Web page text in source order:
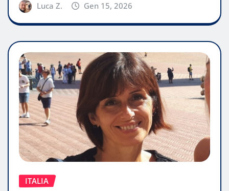
Luca Z. Gen 15, 2026
ITALIA